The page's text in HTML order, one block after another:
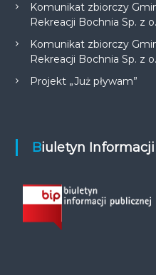
Komunikat zbiorczy
Rekreacji Bochnia Sp. z
Komunikat zbiorczy
Rekreacji Bochnia Sp. z
Projekt „Już pływam”
Biuletyn